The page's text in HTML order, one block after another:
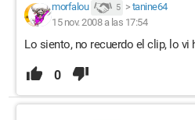
morfalou 5 > tanine64
15 nov. 2008 a las 17:54
Lo siento, no recuerdo el clip, lo vi
0